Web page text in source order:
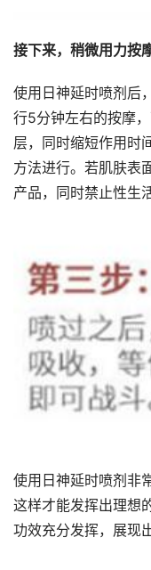
接下来，稍微用力按
使用日神延时喷剂后
行5分钟左右的按摩
层，同时缩短作用时
方法进行。若肌肤表
产品，同时禁止性生活
使用日神延时喷剂非
这样才能发挥出理想
功效充分发挥，展现